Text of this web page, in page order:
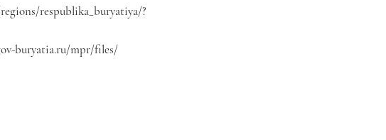
respublika_buryatiya/?
buryatia.ru/mpr/files/